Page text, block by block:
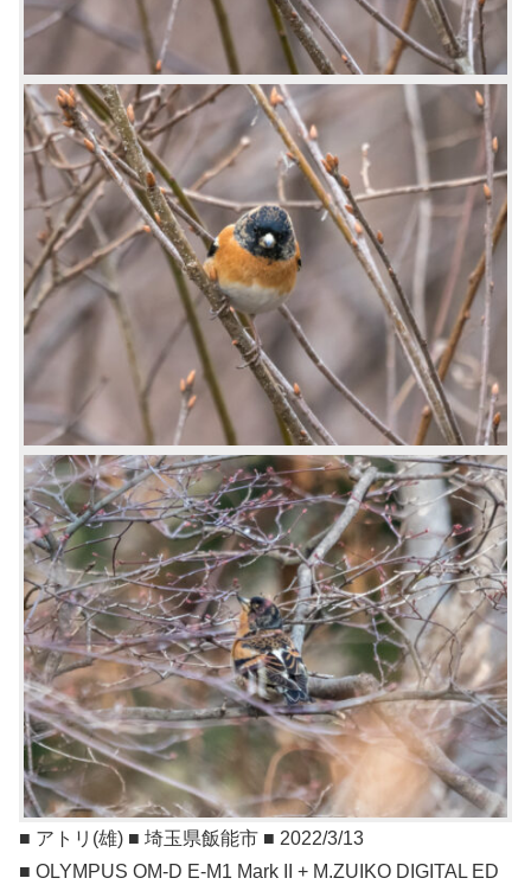
■ アトリ(雄) ■ 埼玉県飯能市 ■ 2022/3/13
■ OLYMPUS OM-D E-M1 Mark II + M.ZUIKO DIGITAL ED